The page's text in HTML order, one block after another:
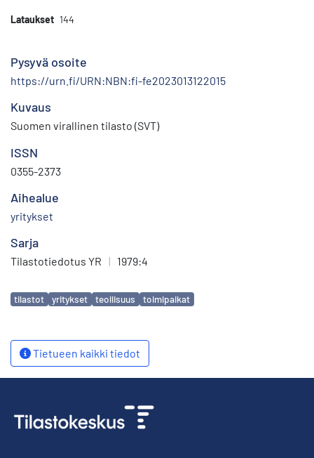
Lataukset 144
Pysyvä osoite
https://urn.fi/URN:NBN:fi-fe2023013122015
Kuvaus
Suomen virallinen tilasto (SVT)
ISSN
0355-2373
Aihealue
yritykset
Sarja
Tilastotiedotus YR | 1979:4
Avainsanat
tilastot yritykset teollisuus toimipaikat
Tietueen kaikki tiedot